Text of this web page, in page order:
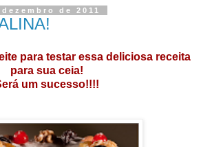
de 2011
para testar essa deliciosa receita
para sua ceia!
um sucesso!!!!